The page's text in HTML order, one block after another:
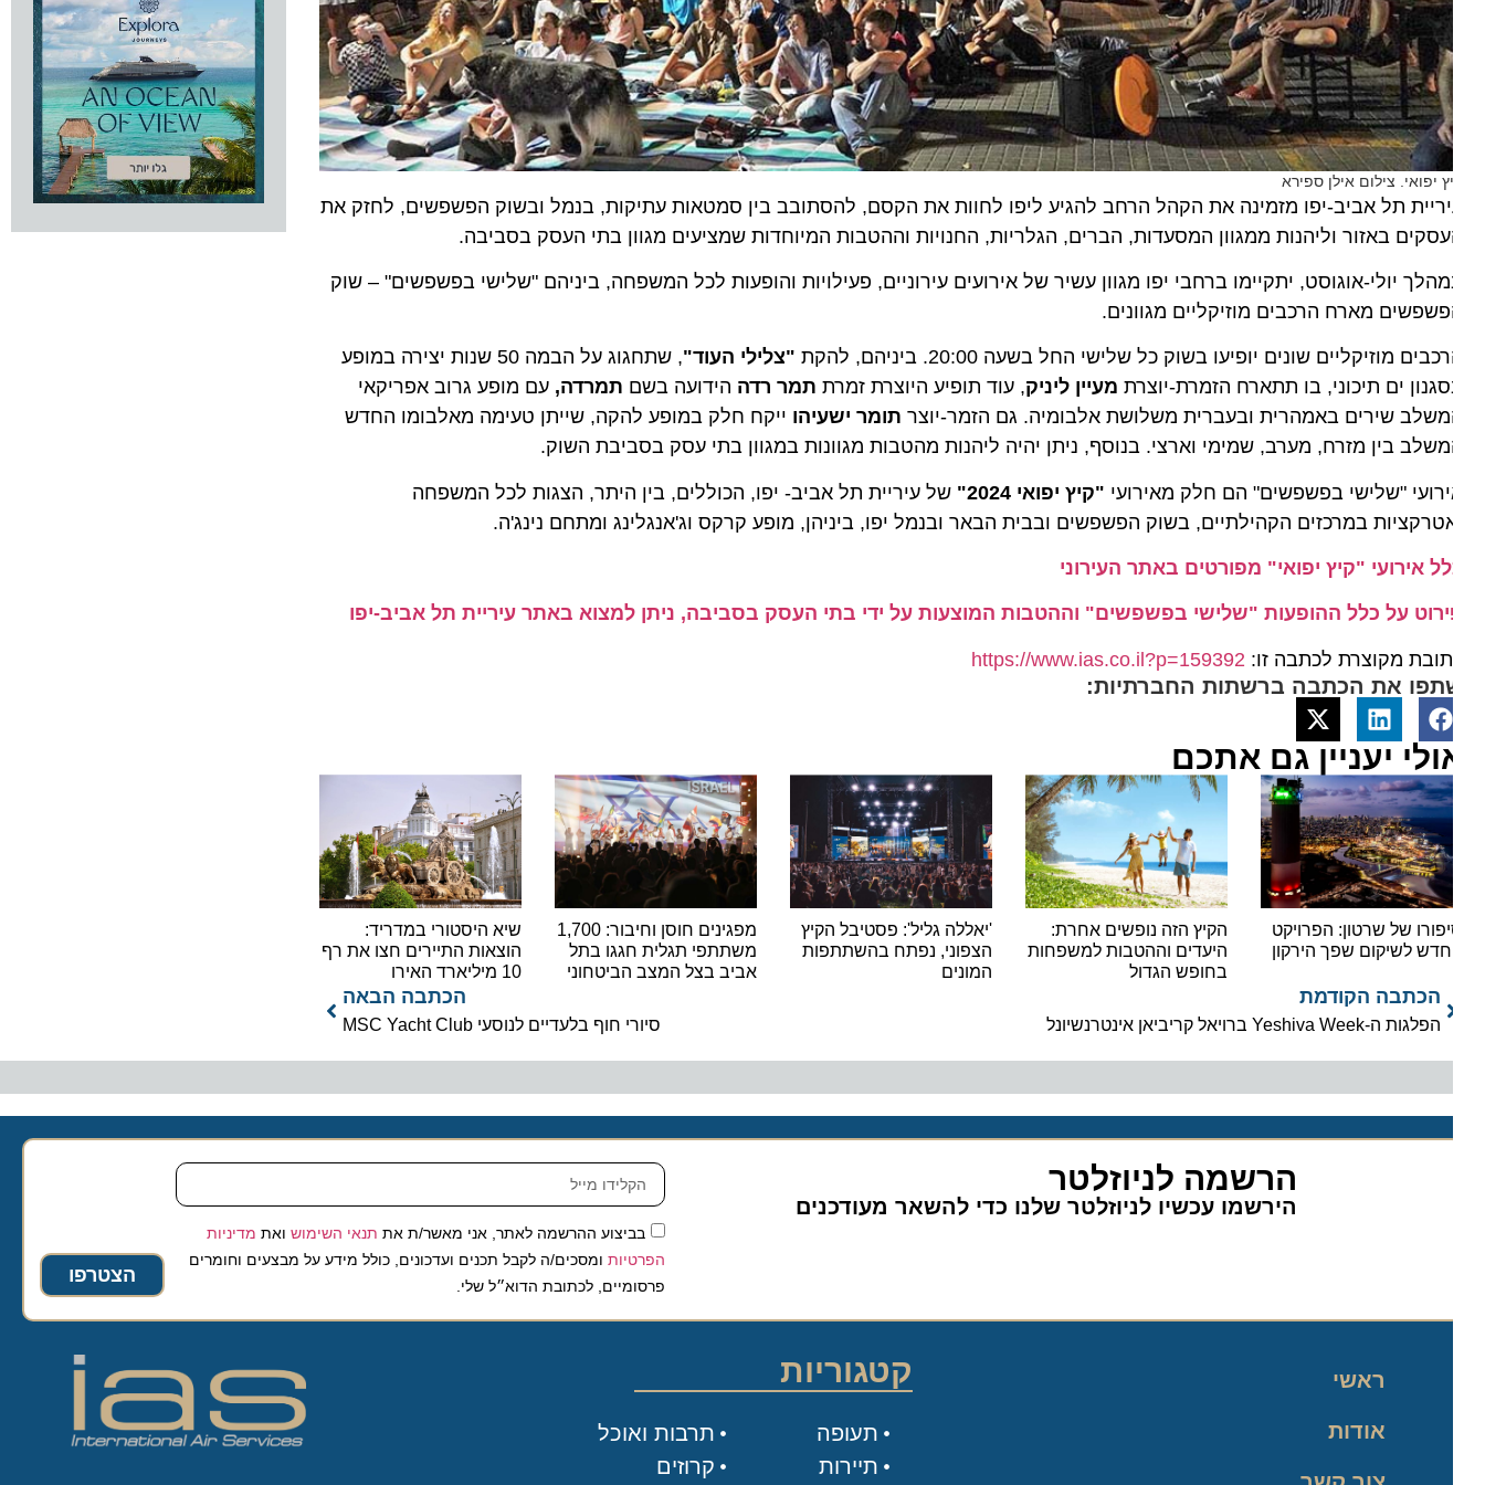
יפואי. צילום אילן ספירא
תל אביב-יפו מזמינה את הקהל הרחב להגיע ליפו לחוות את הקסם, להסתובב בין סמטאות עתיקות, בנמל ובשוק הפשפשים, לחזק את
באזור וליהנות ממגוון המסעדות, הברים, הגלריות, החנויות וההטבות המיוחדות שמציעים מגוון בתי העסק בסביבה.
יולי-אוגוסט, יתקיימו ברחבי יפו מגוון עשיר של אירועים עירוניים, פעילויות והופעות לכל המשפחה, ביניהם "שלישי בפשפשים" – שוק
מארח הרכבים מוזיקליים מגוונים.
מוזיקליים שונים יופיעו בשוק כל שלישי החל בשעה 20:00. ביניהם, להקת "צלילי העוד"
, שתחגוג על הבמה 50 שנות יצירה במופע
ים תיכוני, בו תתארח הזמרת-יוצרתמעיין ליניק, עוד תופיע היוצרת זמרתתמר רדההידועה בשםתמרדה,עם מופע גרוב אפריקאי
שירים באמהרית ובעברית משלושת אלבומיה. גם הזמר-יוצרתומר ישעיהוייקח חלק במופע להקה, שייתן טעימה מאלבומו החדש
בין מזרח, מערב, שמימי וארצי. בנוסף, ניתן יהיה ליהנות מהטבות מגוונות במגוון בתי עסק בסביבת השוק.
"שלישי בפשפשים" הם חלק מאירועי"קיץ יפואי 2024"
של עיריית תל אביב- יפו, הכוללים, בין היתר, הצגות לכל המשפחה
במרכזים הקהילתיים, בשוק הפשפשים ובבית הבאר ובנמל יפו, ביניהן, מופע קרקס וג'אנגלינג ומתחם נינג'ה.
אירועי "קיץ יפואי" מפורטים באתר העירוני
על כלל ההופעות "שלישי בפשפשים" וההטבות המוצעות על ידי בתי העסק בסביבה, ניתן למצוא באתר עיריית תל אביב-יפו
מקוצרת לכתבה זו:https://www.ias.co.il?p=159392
את הכתבה ברשתות החברתיות:
יעניין גם אתכם
של שרטון: הפרויקט
לשיקום שפך הירקון
הקיץ הזה נופשים אחרת:
היעדים וההטבות למשפחות
בחופש הגדול
'יאללה גליל': פסטיבל הקיץ
הצפוני, נפתח בהשתתפות
המונים
מפגינים חוסן וחיבור: 1,700
משתתפי תגלית חגגו בתל
אביב בצל המצב הביטחוני
שיא היסטורי במדריד:
הוצאות התיירים חצו את רף
הכתבה הקודמת
הפלגות ה-Yeshiva Week ברויאל קריביאן אינטרנשיונל
הכתבה הבאה
סיורי חוף בלעדיים לנוסעי MSC Yacht Club
הרשמה לניוזלטר
הירשמו עכשיו לניוזלטר שלנו כדי להשאר מעודכנים
בביצוע ההרשמה לאתר, אני מאשר/ת אתתנאי השימושואת מדיניות
הפרטיותומסכים/ה לקבל תכנים ועדכונים, כולל מידע על מבצעים וחומרים
פרסומיים, לכתובת הדוא״ל שלי.
הצטרפו
ראשי
אודות
קטגוריות
תעופה
תיירות
תרבות ואוכל
קרוזים